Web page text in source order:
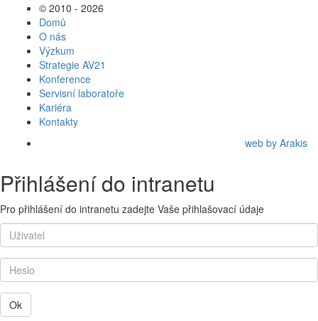
© 2010 - 2026
Domů
O nás
Výzkum
Strategie AV21
Konference
Servisní laboratoře
Kariéra
Kontakty
web by Arakis
Přihlášení do intranetu
Pro přihlášení do intranetu zadejte Vaše přihlašovací údaje
Ok